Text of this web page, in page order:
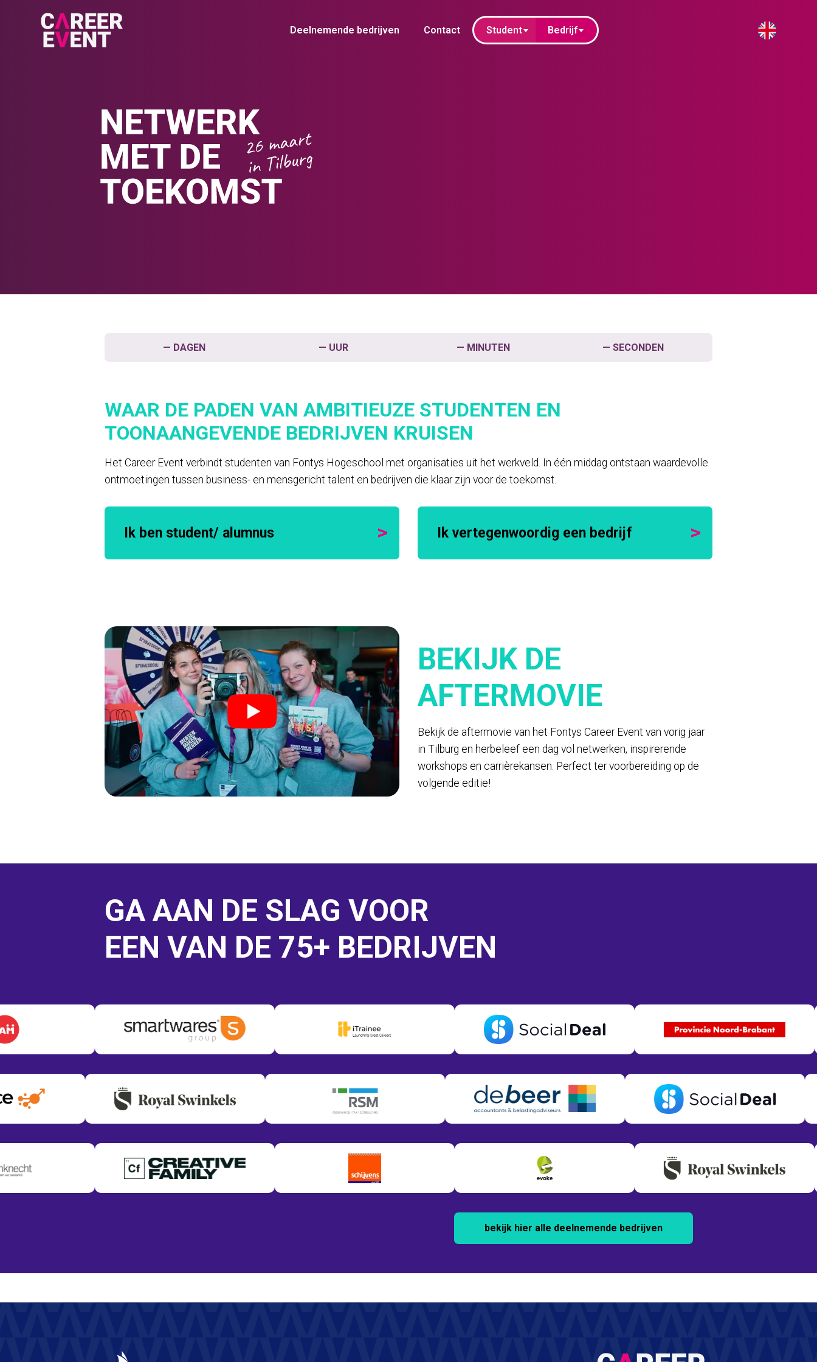
Deelnemende bedrijven Contact Student Bedrijf
— DAGEN — UUR — MINUTEN — SECONDEN
WAAR DE PADEN VAN AMBITIEUZE STUDENTEN EN
TOONAANGEVENDE BEDRIJVEN KRUISEN
Het Career Event verbindt studenten van Fontys Hogeschool met organisaties uit het werkveld. In één middag ontstaan waardevolle
ontmoetingen tussen business- en mensgericht talent en bedrijven die klaar zijn voor de toekomst.
Ik ben student/ alumnus Ik vertegenwoordig een bedrijf
BEKIJK DE
AFTERMOVIE
Bekijk de aftermovie van het Fontys Career Event van vorig jaar
in Tilburg en herbeleef een dag vol netwerken, inspirerende
workshops en carrièrekansen. Perfect ter voorbereiding op de
volgende editie!
GA AAN DE SLAG VOOR
EEN VAN DE 75+ BEDRIJVEN
bekijk hier alle deelnemende bedrijven